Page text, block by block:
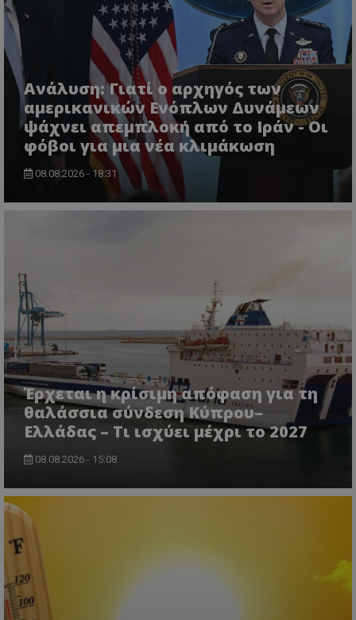
Ανάλυση: Γιατί ο αρχηγός των
αμερικανικών Ενόπλων Δυνάμεων
ψάχνει απεμπλοκή από το Ιράν - Οι
φόβοι για μια νέα κλιμάκωση
08.08.2026 - 18:31
Έρχεται η κρίσιμη απόφαση για τη
θαλάσσια σύνδεση Κύπρου–
Ελλάδας – Τι ισχύει μέχρι το 2027
08.08.2026 - 15:08